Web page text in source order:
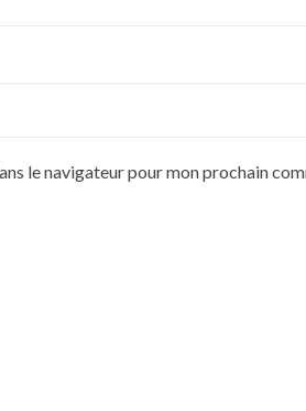
le navigateur pour mon prochain